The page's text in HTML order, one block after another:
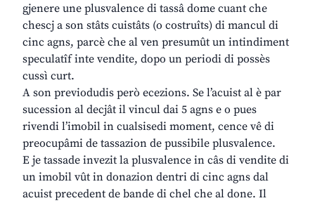
gjenere une plusvalence di tassâ dome cuant che
chescj a son stâts cuistâts (o costruîts) di mancul di
cinc agns, parcè che al ven presumût un intindiment
speculatîf inte vendite, dopo un periodi di possès
cussì curt.
A son previodudis però ecezions. Se l’acuist al è par
sucession al decjât il vincul dai 5 agns e o pues
rivendi l’imobil in cualsisedi moment, cence vê di
preocupâmi de tassazion de pussibile plusvalence.
E je tassade invezit la plusvalence in câs di vendite di
un imobil vût in donazion dentri di cinc agns dal
acuist precedent de bande di chel che al done. Il